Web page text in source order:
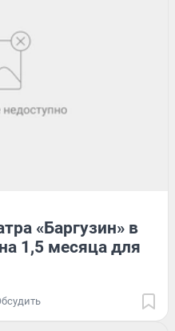
«Баргузин» в
1,5 месяца для